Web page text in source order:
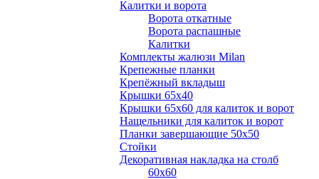
Калитки и ворота
Ворота откатные
Ворота распашные
Калитки
Комплекты жалюзи Milan
Крепежные планки
Крепёжный вкладыш
Крышки 65х40
Крышки 65х60 для калиток и ворот
Нащельники для калиток и ворот
Планки завершающие 50х50
Стойки
Декоративная накладка на столб
60х60